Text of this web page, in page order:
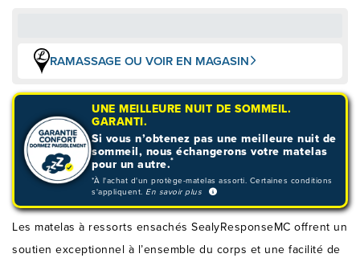
RAMASSAGE OU VOIR EN MAGASIN
UNE MEILLEURE NUIT DE SOMMEIL.
GARANTI.
Si vous n’obtenez pas une meilleure nuit de
sommeil, nous échangerons votre matelas
pour un autre.*
*À l'achat d'un protège-matelas assorti. Certaines conditions
s'appliquent. En savoir plus
Les matelas à ressorts ensachés SealyResponseMC offrent un
soutien exceptionnel à l’ensemble du corps et une facilité de